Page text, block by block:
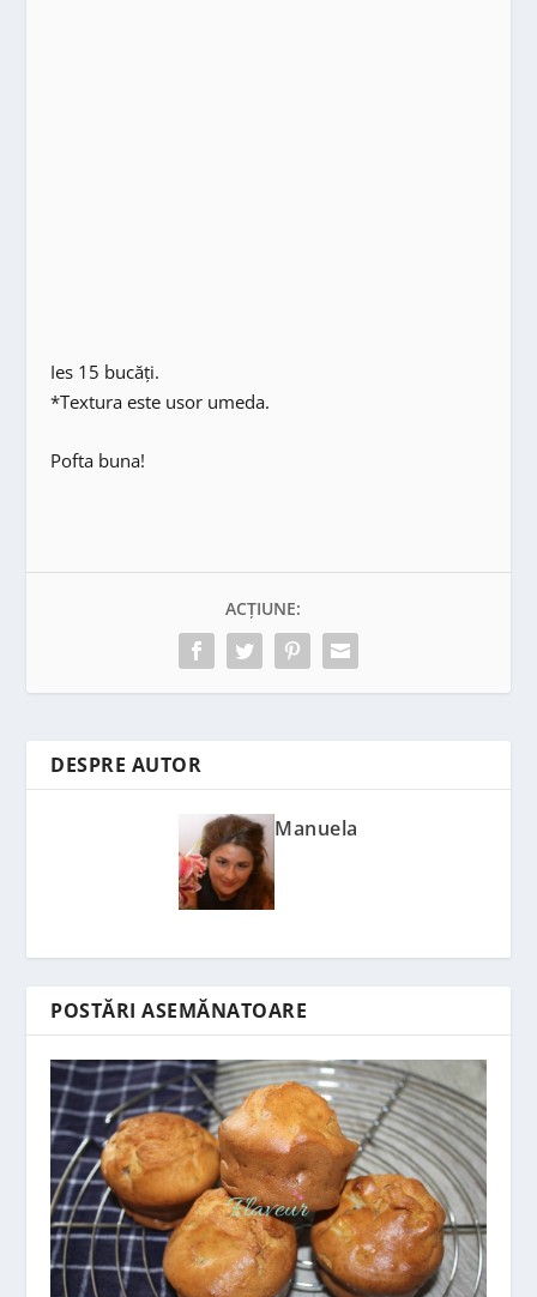
Ies 15 bucăți.
*Textura este usor umeda.
Pofta buna!
ACȚIUNE:
DESPRE AUTOR
Manuela
POSTĂRI ASEMĂNATOARE